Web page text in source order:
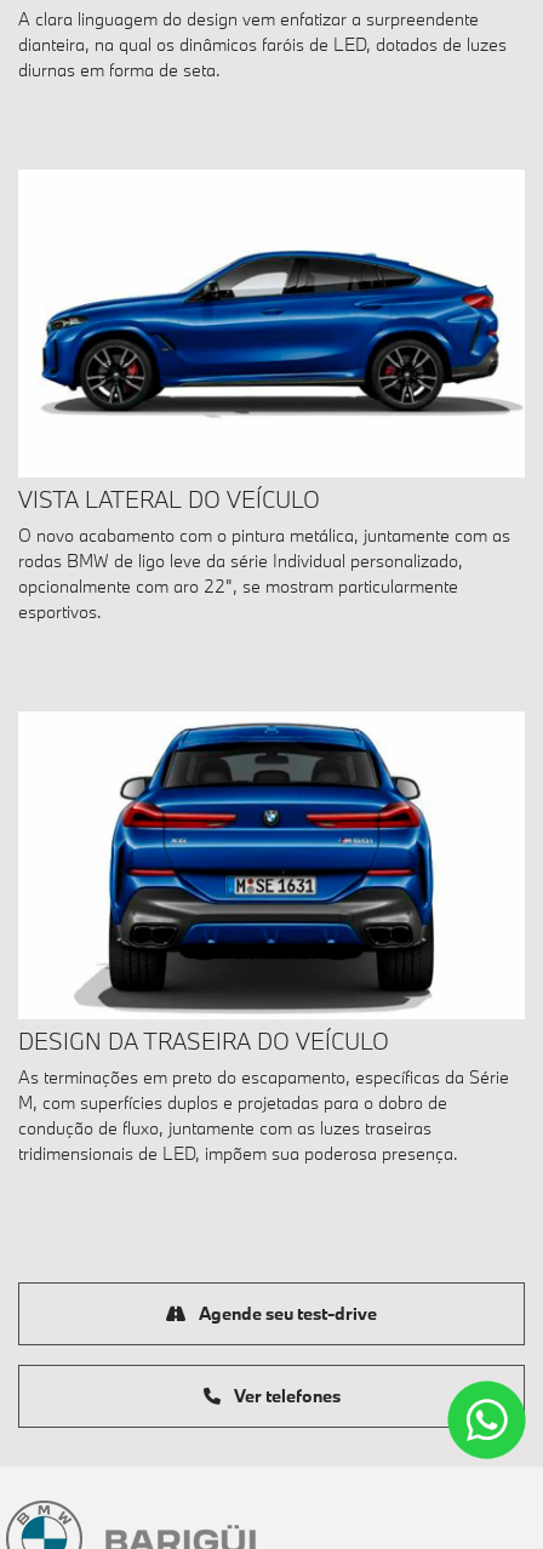
A clara linguagem do design vem enfatizar a surpreendente
dianteira, na qual os dinâmicos faróis de LED, dotados de luzes
diurnas em forma de seta.
VISTA LATERAL DO VEÍCULO
O novo acabamento com o pintura metálica, juntamente com as
rodas BMW de ligo leve da série Individual personalizado,
opcionalmente com aro 22", se mostram particularmente
esportivos.
DESIGN DA TRASEIRA DO VEÍCULO
As terminações em preto do escapamento, específicas da Série
M, com superfícies duplos e projetadas para o dobro de
condução de fluxo, juntamente com as luzes traseiras
tridimensionais de LED, impõem sua poderosa presença.
Ver telefones
Agende seu test-drive